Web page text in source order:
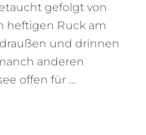
gefolgt von
heftigen Ruck am
und drinnen
anderen
offen für …